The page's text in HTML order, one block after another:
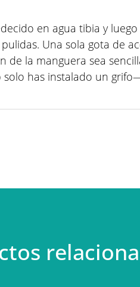
en agua tibia y
Una sola gota de
de la manguera sea
has instalado un